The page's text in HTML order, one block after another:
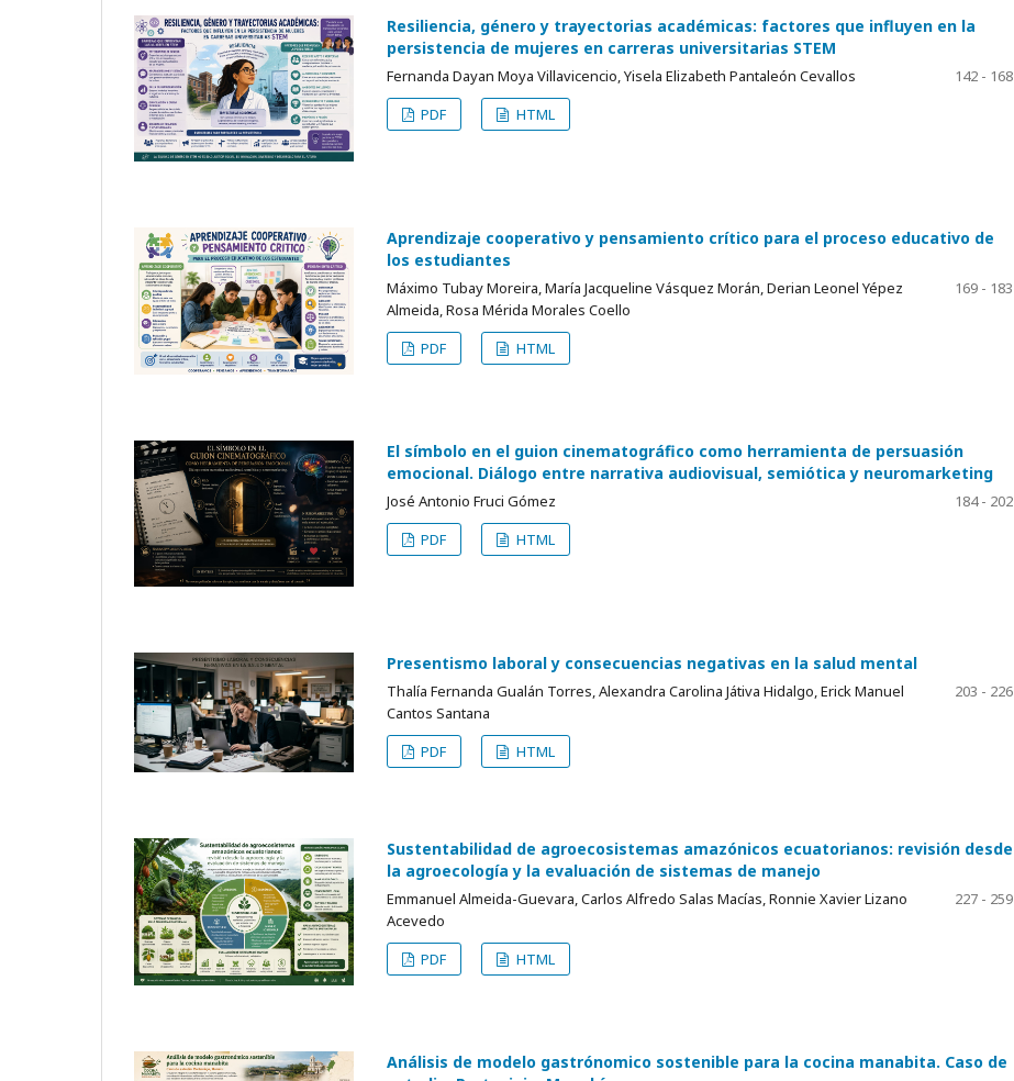
Resiliencia, género y trayectorias académicas: factores que influyen en la
persistencia de mujeres en carreras universitarias STEM
Fernanda Dayan Moya Villavicencio, Yisela Elizabeth Pantaleón Cevallos
142 - 168
PDF
HTML
Aprendizaje cooperativo y pensamiento crítico para el proceso educativo de
los estudiantes
Máximo Tubay Moreira, María Jacqueline Vásquez Morán, Derian Leonel Yépez
Almeida, Rosa Mérida Morales Coello
169 - 183
PDF HTML
El símbolo en el guion cinematográfico como herramienta de persuasión
emocional. Diálogo entre narrativa audiovisual, semiótica y neuromarketing
José Antonio Fruci Gómez
184 - 202
PDF
HTML
Presentismo laboral y consecuencias negativas en la salud mental
Thalía Fernanda Gualán Torres, Alexandra Carolina Játiva Hidalgo, Erick Manuel
Cantos Santana
203 - 226
PDF HTML
Sustentabilidad de agroecosistemas amazónicos ecuatorianos: revisión desde
la agroecología y la evaluación de sistemas de manejo
Emmanuel Almeida-Guevara, Carlos Alfredo Salas Macías, Ronnie Xavier Lizano
Acevedo
227 - 259
PDF HTML
Análisis de modelo gastrónomico sostenible para la cocina manabita. Caso de